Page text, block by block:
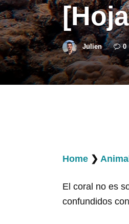
Julien 0
Home ❯
El coral no es
confundidos